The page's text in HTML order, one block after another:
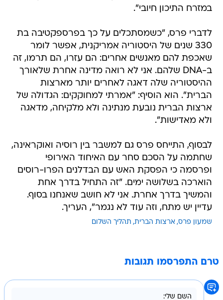
לדברי פרס, "כשמסתכלים על כך בפרספקטיבה בת
שאכפת להם מאנשים אחרים: הם עזרו, הם תרמו, זה
ב-DNA שלהם. אני לא רואה מדינה אחרת שלאורך
ההיסטוריה שלה דאגה לאחרים יותר מארצות
הברית". הוא הוסיף: "אמרתי למחוקקים: הגדולה של
ארצות הברית נובעת מנתינה ולא מלקיחה, מדאגה
ולא מאדישות".
לבסוף, התייחס פרס גם למשבר בין רוסיה ואוקראינה,
ופרסמה כי הפסקת האש עם הבדלנים הפרו-רוסים
הוארכה בשלושה ימים. "זה התחיל בדרך אחת
והמשיך בדרך אחרת. אני לא חושב שאנחנו בסוף.
עדיין יש מתח, וזה עוד לא נגמר", העריך.
שמעון פרס ארצות הברית תהליך השלום